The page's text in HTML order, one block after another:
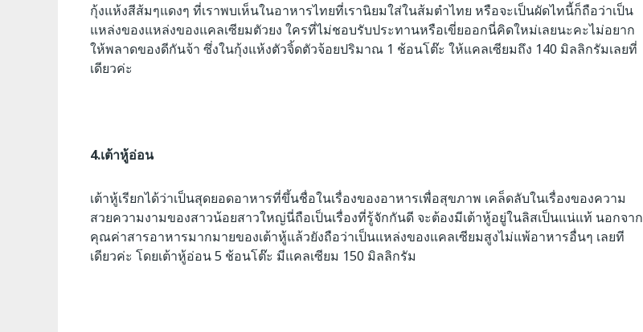
กุ้งแห้งสีส้มๆแดงๆ ที่เราพบเห็นในอาหารไทยที่เรานิยมใส่ในส้มตำไทย หรือจะเป็นผัดไทนี้ก็ถือว่าเป็น
แหล่งของแหล่งของแคลเซียมตัวยง ใครที่ไม่ชอบรับประทานหรือเขี่ยออกนี่คิดใหม่เลยนะคะไม่อยาก
ให้พลาดของดีกันจ้า ซึ่งในกุ้งแห้งตัวจิ้ดตัวจ้อยปริมาณ 1 ช้อนโต๊ะ ให้แคลเซียมถึง 140 มิลลิกรัมเลยที่
เดียวค่ะ
4.เต้าหู้อ่อน
เต้าหู้เรียกได้ว่าเป็นสุดยอดอาหารที่ขึ้นชื่อในเรื่องของอาหารเพื่อสุขภาพ เคล็ดลับในเรื่องของความ
สวยความงามของสาวน้อยสาวใหญ่นี่ถือเป็นเรื่องที่รู้จักกันดี จะต้องมีเต้าหู้อยู่ในลิสเป็นแน่แท้ นอกจาก
คุณค่าสารอาหารมากมายของเต้าหู้แล้วยังถือว่าเป็นแหล่งของแคลเซียมสูงไม่แพ้อาหารอื่นๆ เลยที
เดียวค่ะ โดยเต้าหู้อ่อน 5 ช้อนโต๊ะ มีแคลเซียม 150 มิลลิกรัม